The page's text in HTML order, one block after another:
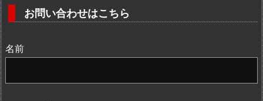
お問い合わせはこちら
名前